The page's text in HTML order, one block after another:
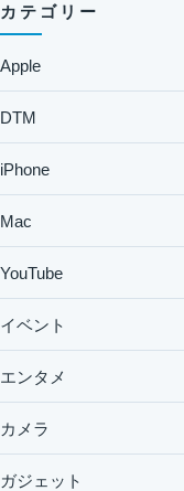
カテゴリー
Apple
DTM
iPhone
Mac
YouTube
イベント
エンタメ
カメラ
ガジェット